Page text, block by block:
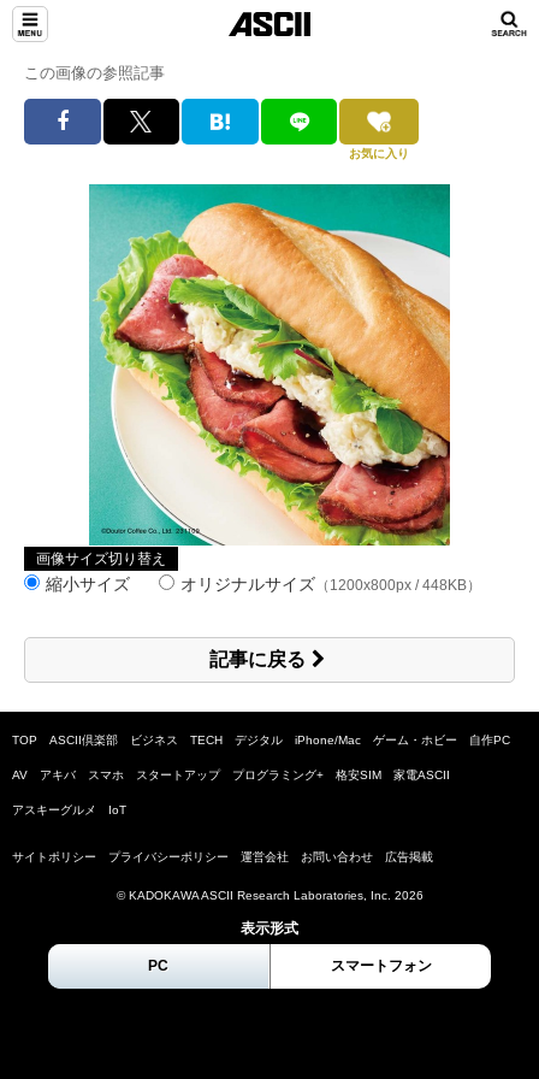
この画像の参照記事
お気に入り
画像サイズ切り替え
縮小サイズ オリジナルサイズ （1200x800px / 448KB）
記事に戻る
TOP ASCII倶楽部 ビジネス TECH デジタル iPhone/Mac ゲーム・ホビー 自作PC
AV アキバ スマホ スタートアップ プログラミング+ 格安SIM 家電ASCII
アスキーグルメ IoT
サイトポリシー プライバシーポリシー 運営会社 お問い合わせ 広告掲載
© KADOKAWA ASCII Research Laboratories, Inc. 2026
表示形式
PC スマートフォン